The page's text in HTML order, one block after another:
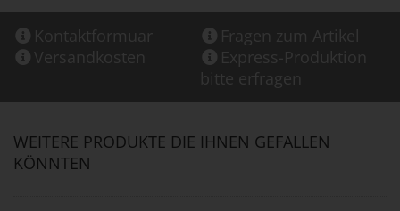
Kontaktformuar
Fragen zum Artikel
Versandkosten
Express-Produktion
bitte erfragen
WEITERE PRODUKTE DIE IHNEN GEFALLEN
KÖNNTEN